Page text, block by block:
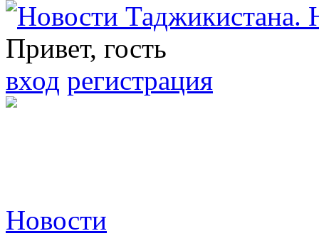
Привет, гость
вход регистрация
Новости